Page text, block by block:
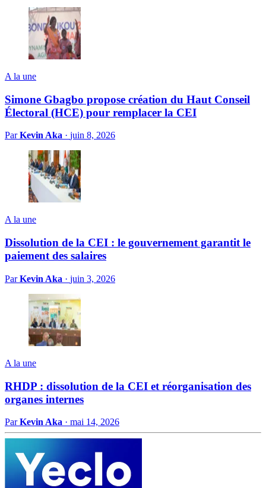
A la une
Simone Gbagbo propose création du Haut Conseil
Électoral (HCE) pour remplacer la CEI
ParKevin Aka · juin 8, 2026
A la une
Dissolution de la CEI : le gouvernement garantit le
paiement des salaires
ParKevin Aka · juin 3, 2026
A la une
RHDP : dissolution de la CEI et réorganisation des
organes internes
ParKevin Aka · mai 14, 2026